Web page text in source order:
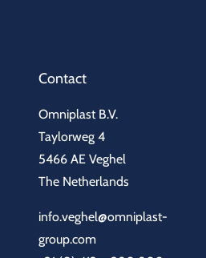
Contact
Omniplast B.V.
Taylorweg 4
5466 AE Veghel
The Netherlands
info.veghel@omniplast-
group.com